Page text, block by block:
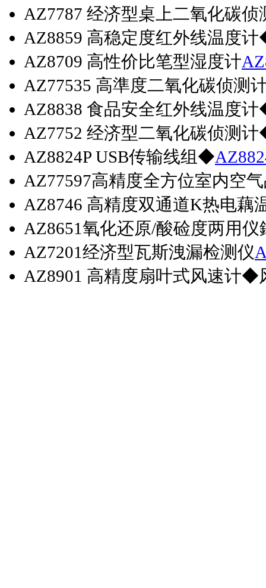
AZ7787 经济型桌上二氧化碳
AZ8859 高稳定度红外线温度
AZ8709 高性价比笔型湿度计
AZ77535 高準度二氧化碳侦
AZ8838 食品安全红外线温度
AZ7752 经济型二氧化碳侦测
AZ8824P USB传输线组◆
AZ77597高精度全方位室内空
AZ8746 高精度双通道K热电
AZ8651氧化还原/酸硷度两用
AZ7201经济型瓦斯洩漏检测仪
AZ8901 高精度扇叶式风速计